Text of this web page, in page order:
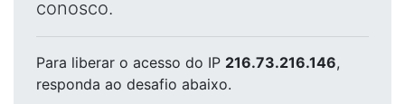
conosco.
Para liberar o acesso do IP 216.73.216.146,
responda ao desafio abaixo.